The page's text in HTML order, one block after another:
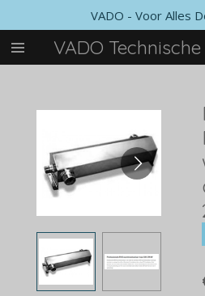
direct
naar
de
VADO
VADO - Voor Alles